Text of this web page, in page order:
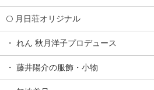
🌕 月日荘オリジナル
・ れん 秋月洋子プロデュース
・ 藤井陽介の服飾・小物